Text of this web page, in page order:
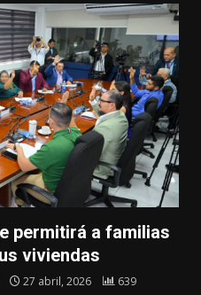
permitirá a familias
viviendas
27 abril, 2026 639